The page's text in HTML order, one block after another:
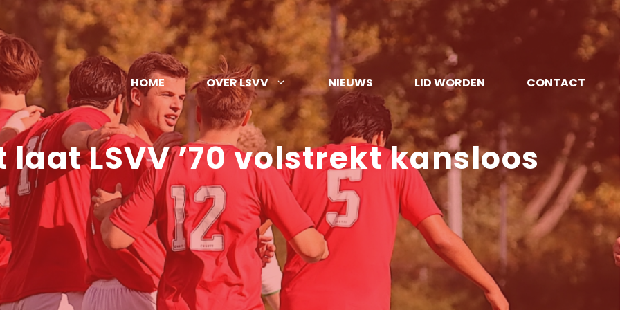
HOME OVER LSVV NIEUWS LID WORDEN CONTACT
laat LSVV ’70 volstrekt kansloos